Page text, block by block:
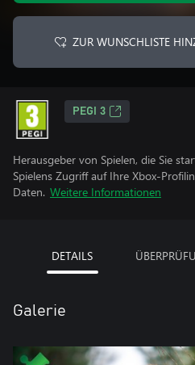
ZUR WUNSCHLISTE
PEGI 3
Herausgeber von Spielen, die Sie
Spielens Zugriff auf Ihre Xbox-
Daten. Weitere Informationen
DETAILS
Galerie